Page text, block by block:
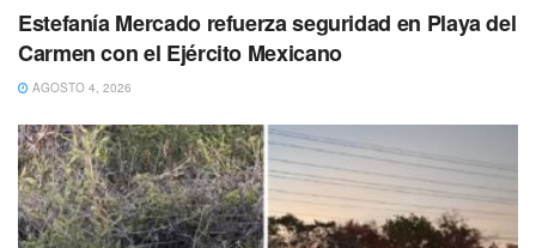
Estefanía Mercado refuerza seguridad en Playa del
Carmen con el Ejército Mexicano
AGOSTO 4, 2026